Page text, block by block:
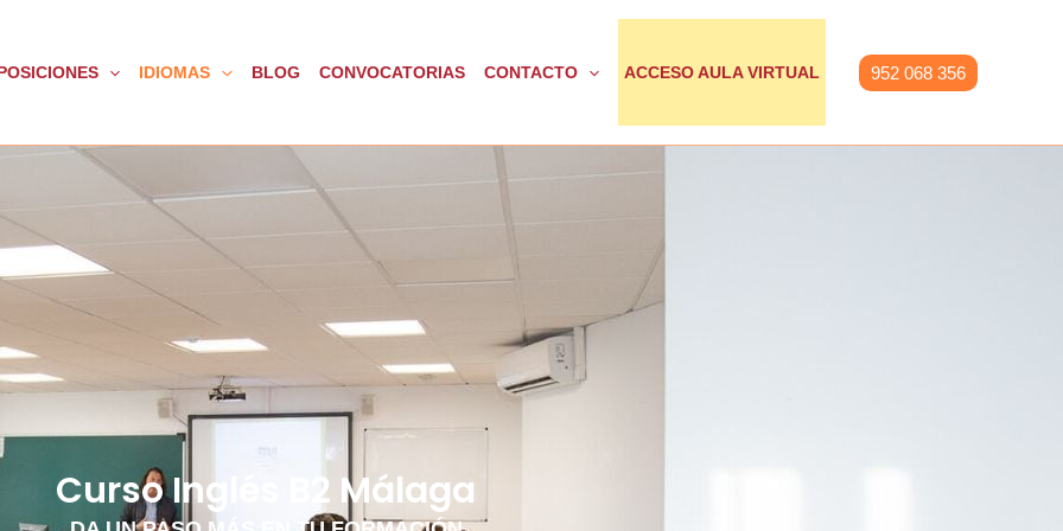
IDIOMAS BLOG CONVOCATORIAS CONTACTO ACCESO AULA VIRTUAL 952 068 356
Curso Inglés B2 Málaga